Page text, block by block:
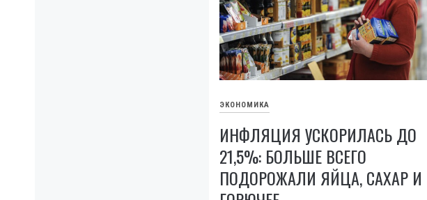
ЭКОНОМИКА
ИНФЛЯЦИЯ УСКОРИЛАСЬ ДО
21,5%: БОЛЬШЕ ВСЕГО
ПОДОРОЖАЛИ ЯЙЦА, САХАР И